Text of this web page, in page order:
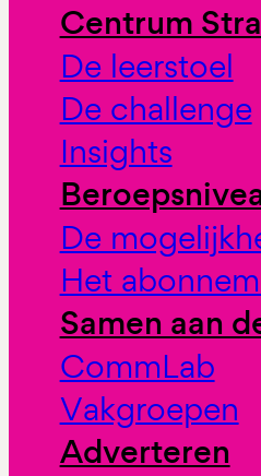
Centrum
De leerstoel
De challenge
Insights
De
Het
Samen aan
CommLab
Vakgroepen
Adverteren